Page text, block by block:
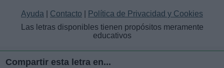
Ayuda Contacto
Política de Privacidad y Cookies
Las letras disponibles tienen propósitos meramente
educativos
Compartir esta letra en...